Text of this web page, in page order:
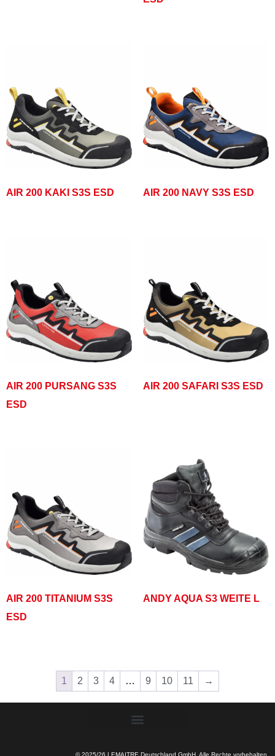
AIR 200 KAKI S3S ESD AIR 200 NAVY S3S ESD
AIR 200 PURSANG S3S
ESD
AIR 200 SAFARI S3S ESD
AIR 200 TITANIUM S3S
ESD
ANDY AQUA S3 WEITE L
1 2 3 4 … 9 10 11 →